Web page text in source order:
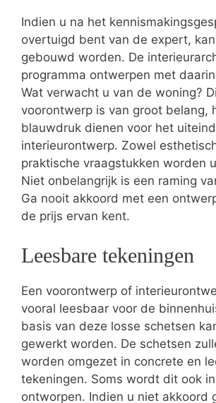
Indien u na het
overtuigd bent van de expert,
gebouwd worden. De
programma ontwerpen met
Wat verwacht u van de woning?
voorontwerp is van groot belang,
blauwdruk dienen voor het
interieurontwerp. Zowel
praktische vraagstukken worden
Niet onbelangrijk is een raming
Ga nooit akkoord met een
de prijs ervan kent.
Leesbare tekeningen
Een voorontwerp of
vooral leesbaar voor de
basis van deze losse schetsen
gewerkt worden. De schetsen
worden omgezet in concrete en
tekeningen. Soms wordt dit ook
ontworpen. Indien u niet akkoord